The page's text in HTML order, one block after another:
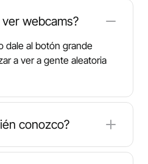
webcams?
dale al botón grande
a ver a gente aleatoria
conozco?
basa en coincidencias